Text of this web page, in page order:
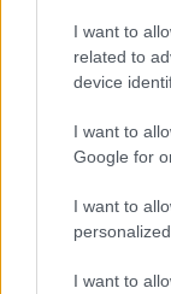
I want to
related to
device
I want to
Google for
I want to
I want to